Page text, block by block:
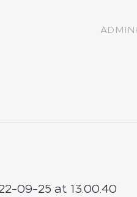
09-25 at 13.00.40